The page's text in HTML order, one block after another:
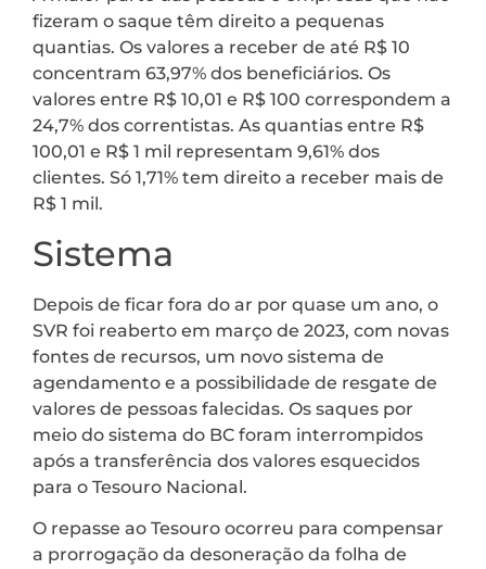
fizeram o saque têm direito a pequenas
quantias. Os valores a receber de até R$ 10
concentram 63,97% dos beneficiários. Os
valores entre R$ 10,01 e R$ 100 correspondem a
24,7% dos correntistas. As quantias entre R$
100,01 e R$ 1 mil representam 9,61% dos
clientes. Só 1,71% tem direito a receber mais de
R$ 1 mil.
Sistema
Depois de ficar fora do ar por quase um ano, o
SVR foi reaberto em março de 2023, com novas
fontes de recursos, um novo sistema de
agendamento e a possibilidade de resgate de
valores de pessoas falecidas. Os saques por
meio do sistema do BC foram interrompidos
após a transferência dos valores esquecidos
para o Tesouro Nacional.
O repasse ao Tesouro ocorreu para compensar
a prorrogação da desoneração da folha de